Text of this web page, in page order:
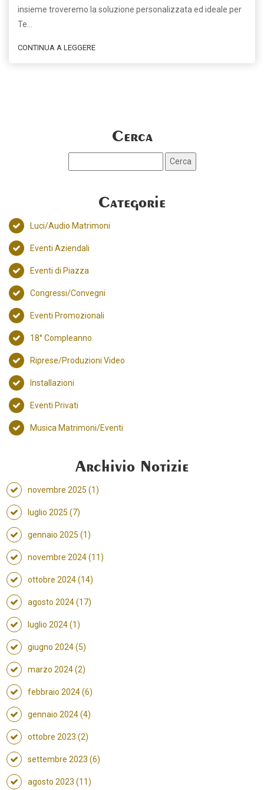
insieme troveremo la soluzione personalizzata ed ideale per
Te…
CONTINUA A LEGGERE
Cerca
Categorie
Luci/Audio Matrimoni
Eventi Aziendali
Eventi di Piazza
Congressi/Convegni
Eventi Promozionali
18° Compleanno
Riprese/Produzioni Video
Installazioni
Eventi Privati
Musica Matrimoni/Eventi
Archivio Notizie
novembre 2025 (1)
luglio 2025 (7)
gennaio 2025 (1)
novembre 2024 (11)
ottobre 2024 (14)
agosto 2024 (17)
luglio 2024 (1)
giugno 2024 (5)
marzo 2024 (2)
febbraio 2024 (6)
gennaio 2024 (4)
ottobre 2023 (2)
settembre 2023 (6)
agosto 2023 (11)